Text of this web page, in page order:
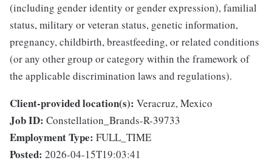
(including gender identity or gender expression), familial
status, military or veteran status, genetic information,
pregnancy, childbirth, breastfeeding, or related conditions
(or any other group or category within the framework of
the applicable discrimination laws and regulations).
Client-provided location(s): Veracruz, Mexico
Job ID: Constellation_Brands-R-39733
Employment Type: FULL_TIME
Posted: 2026-04-15T19:03:41